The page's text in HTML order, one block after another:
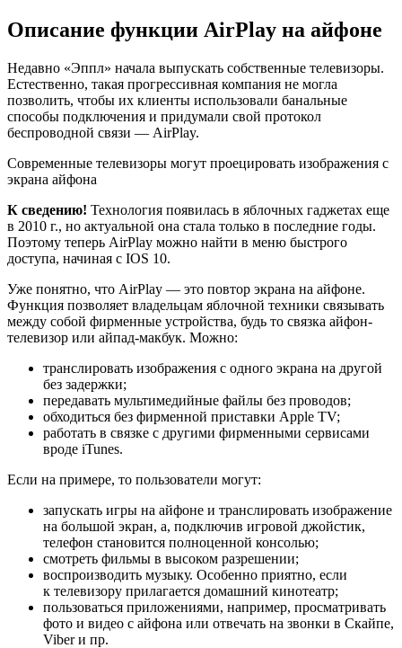
Описание функции AirPlay на айфоне
Недавно «Эппл» начала выпускать собственные телевизоры.
Естественно, такая прогрессивная компания не могла
позволить, чтобы их клиенты использовали банальные
способы подключения и придумали свой протокол
беспроводной связи — AirPlay.
Современные телевизоры могут проецировать изображения с
экрана айфона
К сведению! Технология появилась в яблочных гаджетах еще
в 2010 г., но актуальной она стала только в последние годы.
Поэтому теперь AirPlay можно найти в меню быстрого
доступа, начиная с IOS 10.
Уже понятно, что AirPlay — это повтор экрана на айфоне.
Функция позволяет владельцам яблочной техники связывать
между собой фирменные устройства, будь то связка айфон-
телевизор или айпад-макбук. Можно:
транслировать изображения с одного экрана на другой
без задержки;
передавать мультимедийные файлы без проводов;
обходиться без фирменной приставки Apple TV;
работать в связке с другими фирменными сервисами
вроде iTunes.
Если на примере, то пользователи могут:
запускать игры на айфоне и транслировать изображение
на большой экран, а, подключив игровой джойстик,
телефон становится полноценной консолью;
смотреть фильмы в высоком разрешении;
воспроизводить музыку. Особенно приятно, если
к телевизору прилагается домашний кинотеатр;
пользоваться приложениями, например, просматривать
фото и видео с айфона или отвечать на звонки в Скайпе,
Viber и пр.